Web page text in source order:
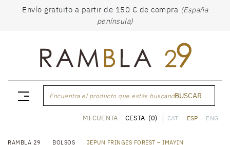
Envío gratuito a partir de 150 € de compra (España
península)
Encuentra el producto que estás buscando...BUSCAR
CAT ESP ENG
MI CUENTA CESTA (0)
RAMBLA 29 BOLSOS JEPUN FRINGES FOREST – IMAYIN